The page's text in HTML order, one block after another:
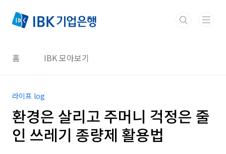
홈 IBK 모아보기
라이프 log
환경은 살리고 주머니 걱정은 줄
인 쓰레기 종량제 활용법